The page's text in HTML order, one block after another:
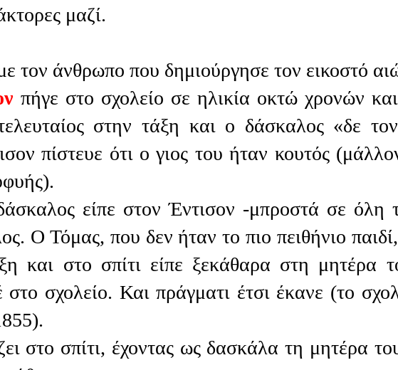
μαζί.
τον άνθρωπο που δημιούργησε τον εικοστό
πήγε στο σχολείο σε ηλικία οκτώ χρονών και
στην τάξη και ο δάσκαλος «δε
πίστευε ότι ο γιος του ήταν κουτός
είπε στον Έντισον -μπροστά σε όλη
Ο Τόμας, που δεν ήταν το πιο πειθήνιο
και στο σπίτι είπε ξεκάθαρα στη μητέρα
στο σχολείο. Και πράγματι έτσι έκανε (το
στο σπίτι, έχοντας ως δασκάλα τη μητέρα